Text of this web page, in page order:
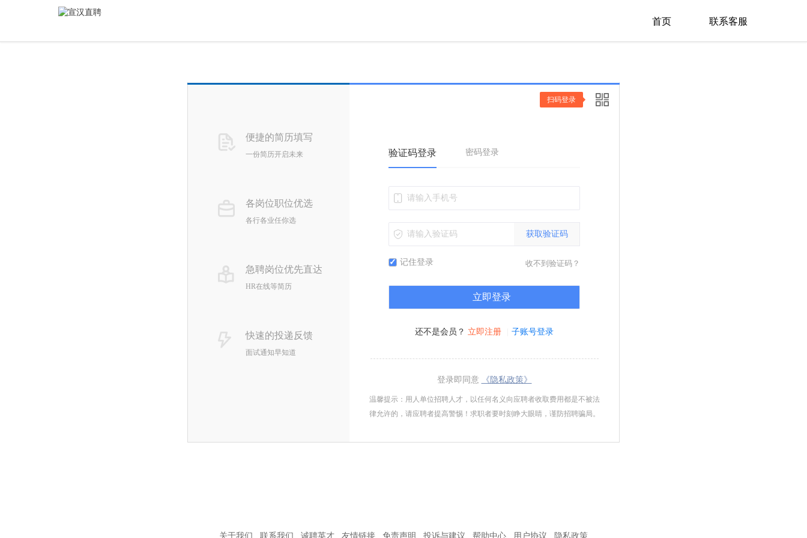
首页 联系客服
便捷的简历填写
一份简历开启未来
各岗位职位优选
各行各业任你选
急聘岗位优先直达
HR在线等简历
快速的投递反馈
面试通知早知道
扫码登录
验证码登录 密码登录
获取验证码
记住登录 收不到验证码？
还不是会员？ 立即注册 子账号登录
登录即同意 《隐私政策》
温馨提示：用人单位招聘人才，以任何名义向应聘者收取费用都是不被法
律允许的，请应聘者提高警惕！求职者要时刻睁大眼睛，谨防招聘骗局。
关于我们 联系我们 诚聘英才 友情链接 免责声明 投诉与建议 帮助中心 用户协议 隐私政策